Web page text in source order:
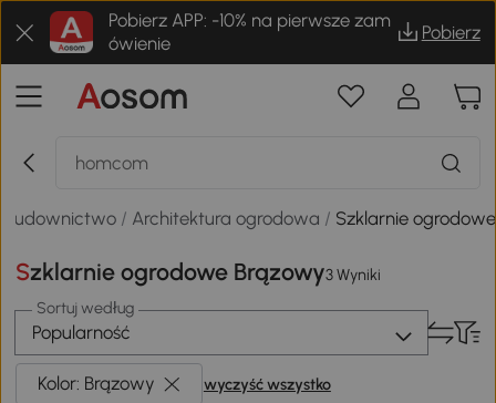
Pobierz APP: -10% na pierwsze zam
ówienie
Pobierz
budownictwo / Architektura ogrodowa / Szklarnie ogrodowe
Szklarnie ogrodowe Brązowy3 Wyniki
Sortuj według
Popularność
Kolor: Brązowy wyczyść wszystko